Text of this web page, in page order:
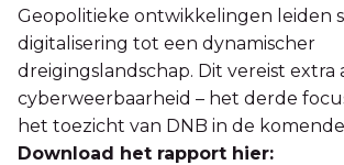
Geopolitieke ontwikkelingen leiden
digitalisering tot een dynamischer
dreigingslandschap. Dit vereist extra
cyberweerbaarheid – het derde
het toezicht van DNB in de
Download het rapport hier: